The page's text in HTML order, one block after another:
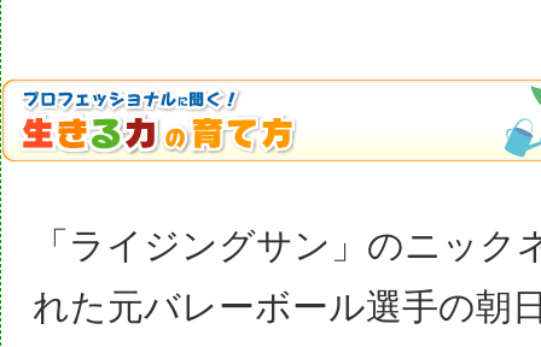
「ライジングサン」のニック
れた元バレーボール選手の朝